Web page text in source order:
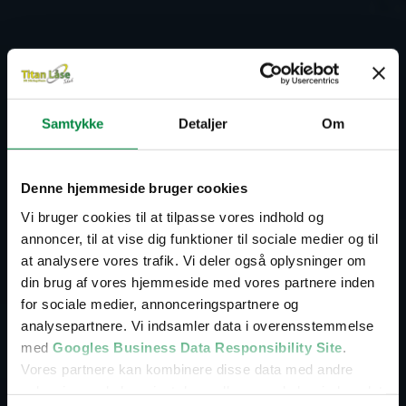
Samtykke Detaljer Om
Denne hjemmeside bruger cookies
Vi bruger cookies til at tilpasse vores indhold og
annoncer, til at vise dig funktioner til sociale medier og til
at analysere vores trafik. Vi deler også oplysninger om
din brug af vores hjemmeside med vores partnere inden
for sociale medier, annonceringspartnere og
analysepartnere. Vi indsamler data i overensstemmelse
med Googles Business Data Responsibility Site
Vores partnere kan kombinere disse data med andre
Kvalitetsbevidst
låsesmed Kokkedal
5 ud af 5 stjerner på Google